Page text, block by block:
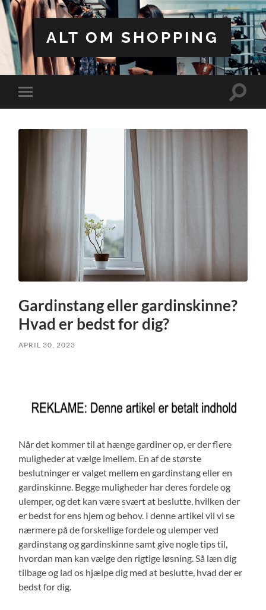
ALT OM SHOPPING
Toggle
mobile
Toggle
Gardinstang eller gardinskinne?
Hvad er bedst for dig?
APRIL 30, 2023
Når det kommer til at hænge gardiner op, er der flere
muligheder at vælge imellem. En af de største
beslutninger er valget mellem en gardinstang eller en
gardinskinne. Begge muligheder har deres fordele og
ulemper, og det kan være svært at beslutte, hvilken der
er bedst for ens hjem og behov. I denne artikel vil vi se
nærmere på de forskellige fordele og ulemper ved
gardinstang og gardinskinne samt give nogle tips til,
hvordan man kan vælge den rigtige løsning. Så læn dig
tilbage og lad os hjælpe dig med at beslutte, hvad der er
bedst for dig.